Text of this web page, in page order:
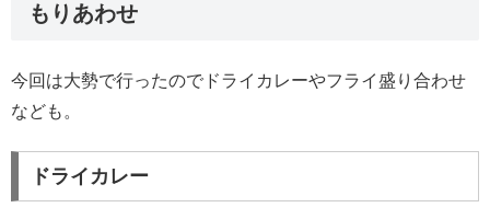
もりあわせ
今回は大勢で行ったのでドライカレーやフライ盛り合わせ
なども。
ドライカレー